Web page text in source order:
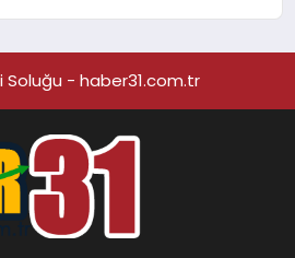
Soluğu - haber31.com.tr